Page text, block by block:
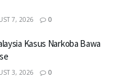
7, 2026 0
Kasus Narkoba Bawa
3, 2026 0